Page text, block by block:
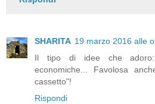
SHARITA 19 marzo 2016 alle
Il tipo di idee che adoro:
economiche... Favolosa
cassetto"!
Rispondi